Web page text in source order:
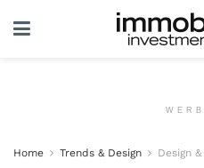
Home Trends & Design Design